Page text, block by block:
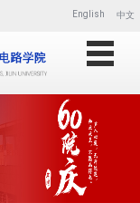
English 中文